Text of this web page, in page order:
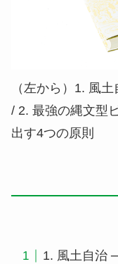
（左から）1. 風
/ 2. 最強の縄文型
出す4つの原則
1. 風土自治